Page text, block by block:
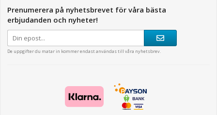
Prenumerera på nyhetsbrevet för våra bästa
erbjudanden och nyheter!
De uppgifter du matar in kommer endast användas till våra nyhetsbrev.